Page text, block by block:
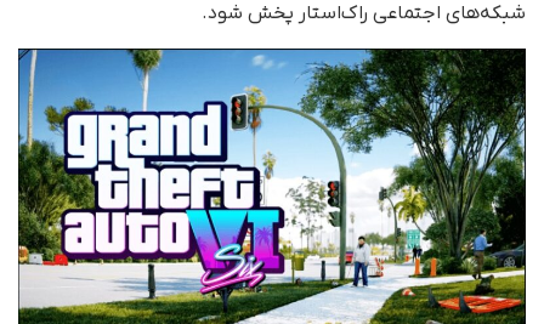
شبکه‌های اجتماعی راک‌استار پخش شود.